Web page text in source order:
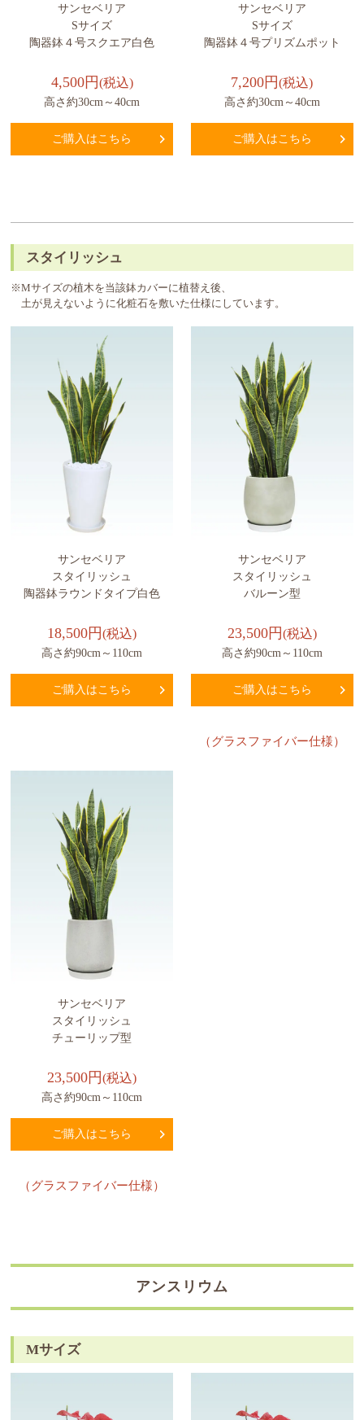
サンセベリア
Sサイズ
陶器鉢４号スクエア白色
4,500円(税込)
高さ約30cm～40cm
ご購入はこちら
サンセベリア
Sサイズ
陶器鉢４号プリズムポット
7,200円(税込)
高さ約30cm～40cm
ご購入はこちら
スタイリッシュ
※Mサイズの植木を当該鉢カバーに植替え後、
土が見えないように化粧石を敷いた仕様にしています。
サンセベリア
スタイリッシュ
陶器鉢ラウンドタイプ白色
18,500円(税込)
高さ約90cm～110cm
ご購入はこちら
サンセベリア
スタイリッシュ
バルーン型
23,500円(税込)
高さ約90cm～110cm
ご購入はこちら
（グラスファイバー仕様）
サンセベリア
スタイリッシュ
チューリップ型
23,500円(税込)
高さ約90cm～110cm
ご購入はこちら
（グラスファイバー仕様）
アンスリウム
Mサイズ